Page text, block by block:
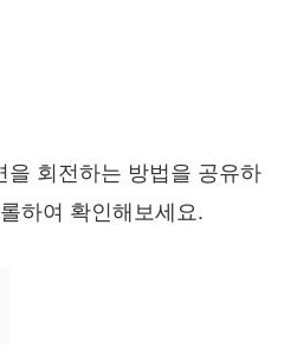
회전하는 방법을 공유하
하여 확인해보세요.